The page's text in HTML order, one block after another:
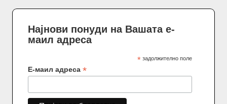
Најнови понуди на Вашата е-
маил адреса
* задолжително поле
Е-маил адреса *